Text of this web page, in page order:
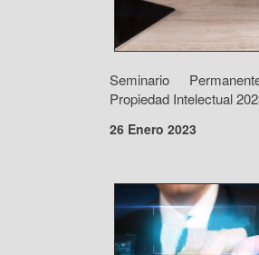
Seminario
Propiedad Intelectual
26 Enero 2023